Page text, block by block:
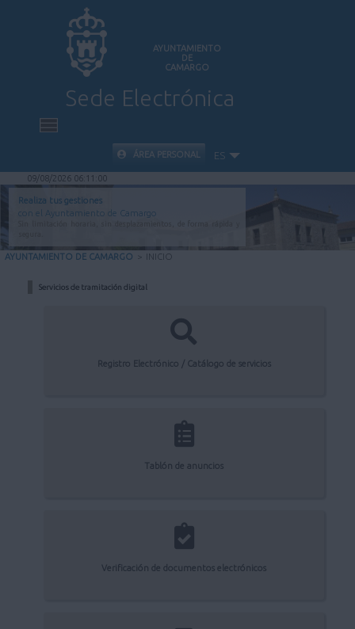
AYUNTAMIENTO
DE
CAMARGO
Sede Electrónica
INICIO
INFORMACIÓN PÚBLICA
CARPETA CIUDADANA
AYUDA
ÁREA PERSONAL ES
09/08/2026 06:11:00
Realiza tus gestiones
con el Ayuntamiento de Camargo
AYUNTAMIENTO DE CAMARGO > INICIO
Servicios de tramitación digital
Registro Electrónico / Catálogo de servicios
Tablón de anuncios
Verificación de documentos electrónicos